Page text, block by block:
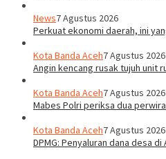
News7 Agustus 2026
Perkuat ekonomi daerah, ini
Kota Banda Aceh7 Agustus 2026
Angin kencang rusak tujuh unit
Kota Banda Aceh7 Agustus 2026
Mabes Polri periksa dua
Kota Banda Aceh7 Agustus 2026
DPMG: Penyaluran dana desa